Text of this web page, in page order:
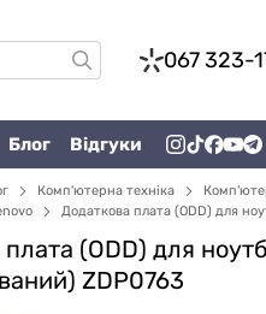
067 323-
Блог Відгуки
Комп'ютерна техніка
Додаткова плата (ODD) для
(ODD) для
ZDP0763